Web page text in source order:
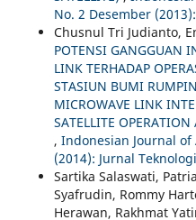
No. 2 Desember
Chusnul Tri Judianto,
POTENSI GANGGUAN
LINK TERHADAP
STASIUN BUMI
MICROWAVE LINK
SATELLITE
, Indonesian Journal of
(2014): Jurnal
Sartika Salaswati,
Syafrudin, Rommy
Herawan, Rakhmat